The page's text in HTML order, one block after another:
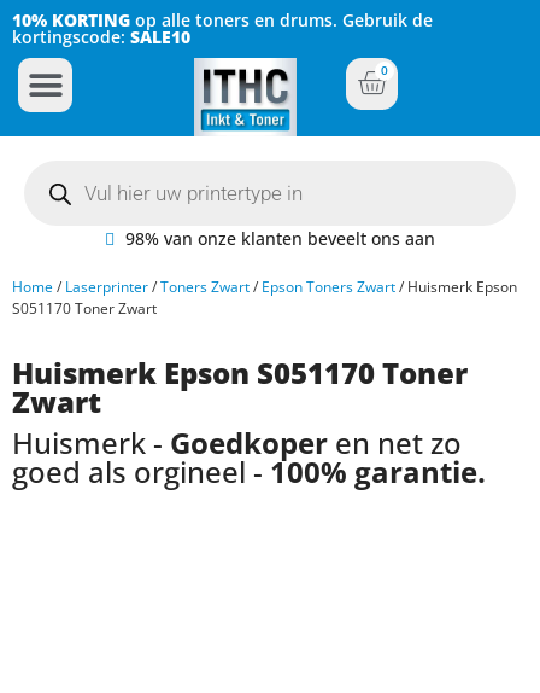
10% KORTING op alle toners en drums. Gebruik de
kortingscode: SALE10
0
98% van onze klanten beveelt ons aan
Home/ Laserprinter/Toners Zwart/ Epson Toners Zwart/ Huismerk Epson
S051170 Toner Zwart
Huismerk Epson S051170 Toner
Zwart
Huismerk - Goedkoper en net zo
goed als orgineel - 100% garantie.